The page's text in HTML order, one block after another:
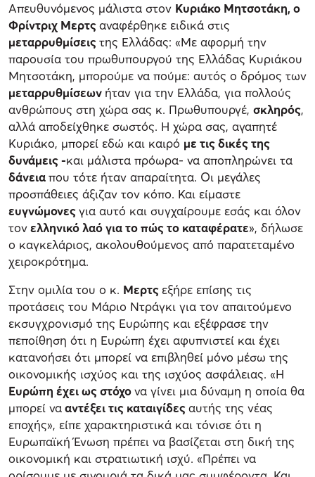
Απευθυνόμενος μάλιστα στον Κυριάκο Μητσοτάκη, ο
Φρίντριχ Μερτςαναφέρθηκε ειδικά στις
μεταρρυθμίσειςτης Ελλάδας: «Με αφορμή την
παρουσία του πρωθυπουργού της Ελλάδας Κυριάκου
Μητσοτάκη, μπορούμε να πούμε: αυτός ο δρόμος των
μεταρρυθμίσεων ήταν για την Ελλάδα, για πολλούς
ανθρώπους στη χώρα σας κ. Πρωθυπουργέ, σκληρός,
αλλά αποδείχθηκε σωστός. Η χώρα σας, αγαπητέ
Κυριάκο, μπορεί εδώ και καιρό με τις δικές της
δυνάμεις -και μάλιστα πρόωρα- να αποπληρώνει τα
δάνειαπου τότε ήταν απαραίτητα. Οι μεγάλες
προσπάθειες άξιζαν τον κόπο. Και είμαστε
ευγνώμονεςγια αυτό και συγχαίρουμε εσάς και όλον
τονελληνικό λαό για το πώς το καταφέρατε», δήλωσε
ο καγκελάριος, ακολουθούμενος από παρατεταμένο
χειροκρότημα.
Στην ομιλία του ο κ. Μερτς εξήρε επίσης τις
προτάσεις του Μάριο Ντράγκι για τον απαιτούμενο
εκσυγχρονισμό της Ευρώπης και εξέφρασε την
πεποίθηση ότι η Ευρώπη έχει αφυπνιστεί και έχει
κατανοήσει ότι μπορεί να επιβληθεί μόνο μέσω της
οικονομικής ισχύος και της ισχύος ασφάλειας. «Η
Ευρώπη έχει ως στόχονα γίνει μια δύναμη η οποία θα
μπορεί νααντέξει τις καταιγίδεςαυτής της νέας
εποχής», είπε χαρακτηριστικά και τόνισε ότι η
Ευρωπαϊκή Ένωση πρέπει να βασίζεται στη δική της
οικονομική και στρατιωτική ισχύ. «Πρέπει να